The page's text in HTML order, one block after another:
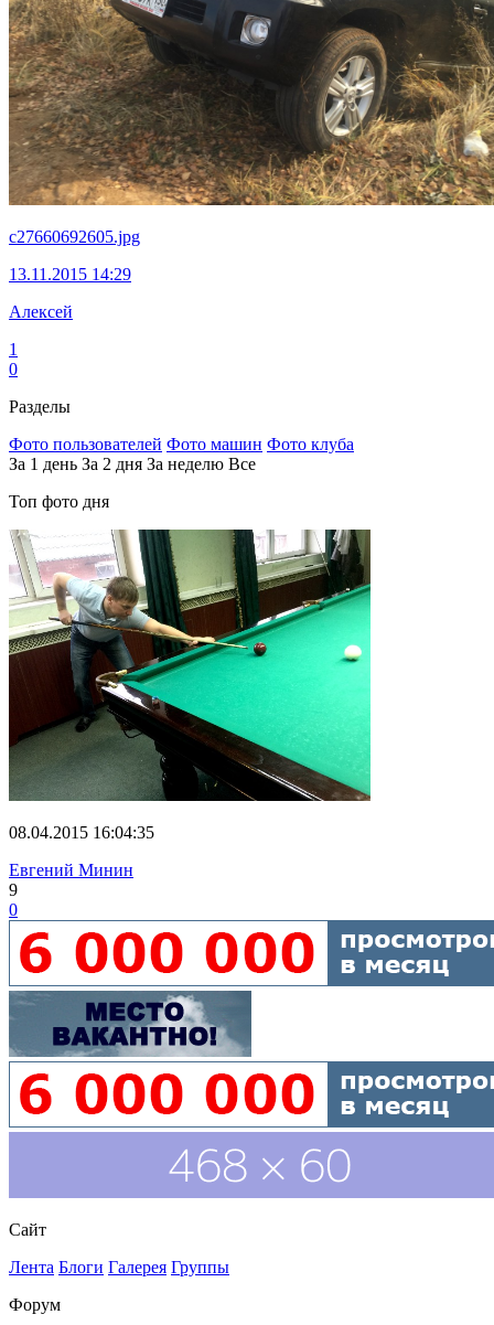
c27660692605.jpg
13.11.2015 14:29
Алексей
1
0
Разделы
Фото пользователей Фото машин Фото клуба
За 1 день За 2 дня За неделю Все
Топ фото дня
08.04.2015 16:04:35
Евгений Минин
9
0
Сайт
Лента Блоги Галерея Группы
Форум